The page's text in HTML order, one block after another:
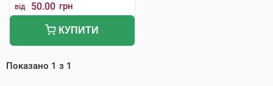
від 50.00 грн
КУПИТИ
Показано 1 з 1